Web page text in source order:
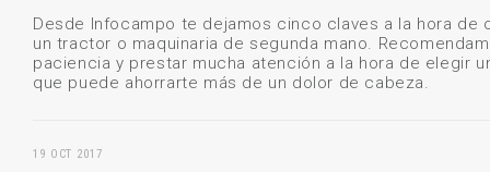
Desde Infocampo te dejamos cinco claves a la hora de
un tractor o maquinaria de segunda mano.
paciencia y prestar mucha atención a la hora de elegir
que puede ahorrarte más de un dolor de cabeza.
19 OCT 2017